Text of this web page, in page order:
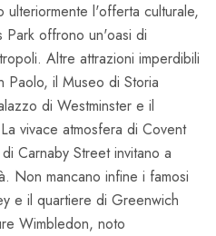
ulteriormente l'offerta culturale,
Park offrono un'oasi di
Altre attrazioni imperdibili
Paolo, il Museo di Storia
di Westminster e il
vivace atmosfera di Covent
Carnaby Street invitano a
Non mancano infine i famosi
e il quartiere di Greenwich
Wimbledon, noto